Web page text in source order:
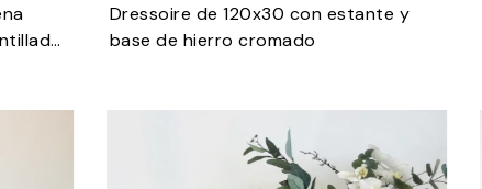
Dressoire de 120x30 con estante y
base de hierro cromado